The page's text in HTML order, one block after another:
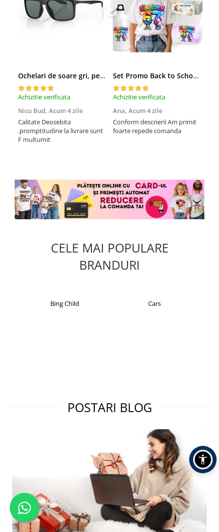
Ochelari de soare gri, pentru barbati, Daniel Klein Sunglasses, DK3250-2
Achizitie verificata
Nicu Bud, Acum 4 zile
Calitate Deosebita
.promptitudine la livrare sunt
F multumit
Set Promo Back to School Six Seven 67 – Tricou + Cutie + Bidon Personalizat pentru copilul tău
Achizitie verificata
Ana, Acum 4 zile
Conform descrierii Am primit
foarte repede comanda
CELE MAI POPULARE
BRANDURI
Cars Christian Laurent
POSTARI BLOG